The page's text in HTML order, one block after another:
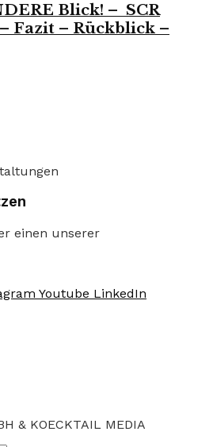
Blick! – SCR
Fazit – Rückblick –
einen unserer
Youtube LinkedIn
& KOECKTAIL MEDIA